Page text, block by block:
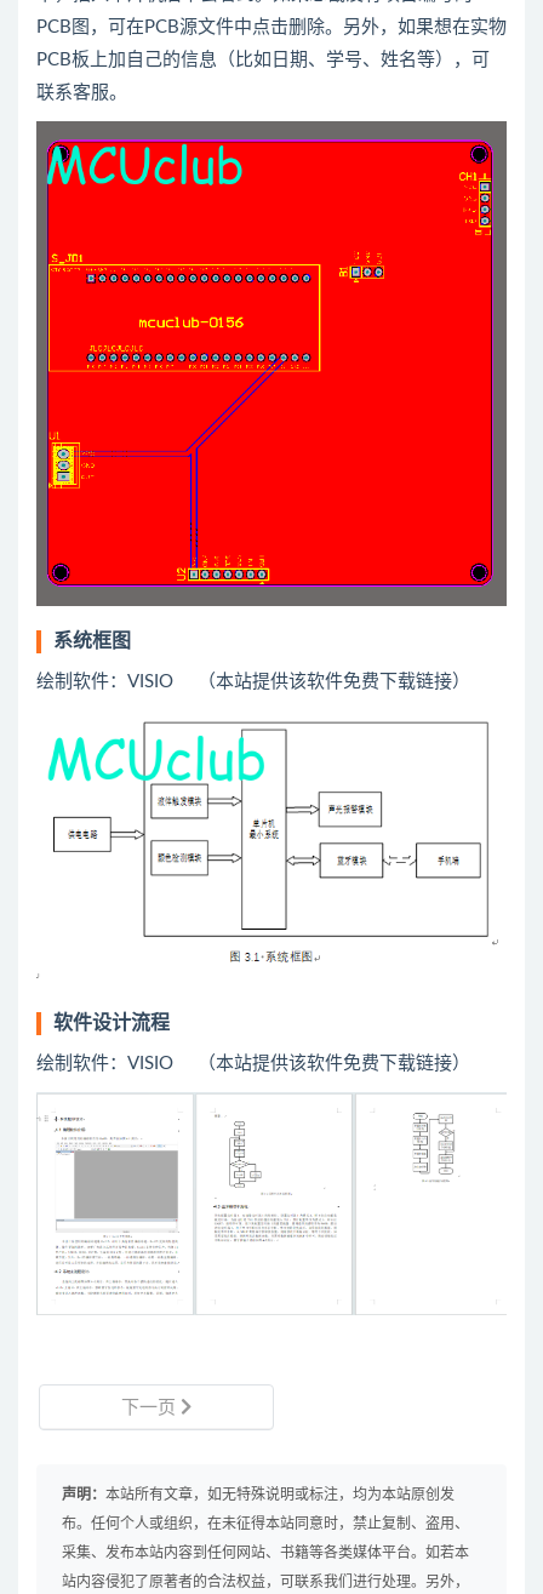
PCB图，可在PCB源文件中点击删除。另外，如果想在实物
PCB板上加自己的信息（比如日期、学号、姓名等），可
联系客服。
系统框图
绘制软件：VISIO （本站提供该软件免费下载链接）
软件设计流程
绘制软件：VISIO （本站提供该软件免费下载链接）
下一页
声明： 本站所有文章，如无特殊说明或标注，均为本站原创发
布。任何个人或组织，在未征得本站同意时，禁止复制、盗用、
采集、发布本站内容到任何网站、书籍等各类媒体平台。如若本
站内容侵犯了原著者的合法权益，可联系我们进行处理。另外，